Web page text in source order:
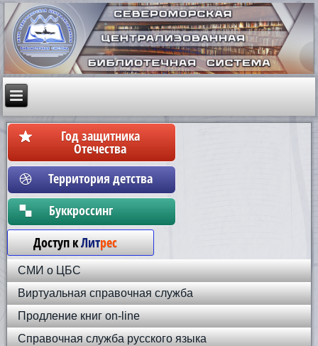
Год защитника
Отечества
Территория детства
Бyккpoccинг
Доступ кЛитрес
СМИ о ЦБС
Виртуальная справочная служба
Продление книг on-line
Справочная служба русского языка